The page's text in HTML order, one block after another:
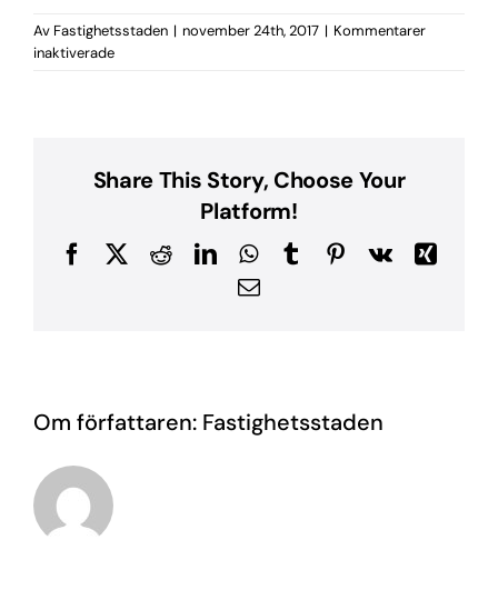
Av Fastighetsstaden | november 24th, 2017 | Kommentarer
inaktiveradeför
Share This Story, Choose Your
Platform!
FacebookRedditLinkedInWhatsApp
TumblrPinterest
Vk
Xing
E-
Om författaren: Fastighetsstaden